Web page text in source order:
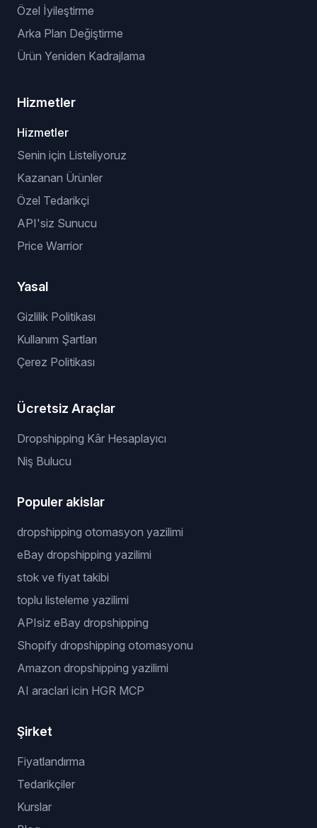
Özel İyileştirme
Arka Plan Değiştirme
Ürün Yeniden Kadrajlama
Hizmetler
Hizmetler
Senin için Listeliyoruz
Kazanan Ürünler
Özel Tedarikçi
API'siz Sunucu
Price Warrior
Yasal
Gizlilik Politikası
Kullanım Şartları
Çerez Politikası
Ücretsiz Araçlar
Dropshipping Kâr Hesaplayıcı
Niş Bulucu
Populer akislar
dropshipping otomasyon yazilimi
eBay dropshipping yazilimi
stok ve fiyat takibi
toplu listeleme yazilimi
APIsiz eBay dropshipping
Shopify dropshipping otomasyonu
Amazon dropshipping yazilimi
AI araclari icin HGR MCP
Şirket
Fiyatlandırma
Tedarikçiler
Kurslar